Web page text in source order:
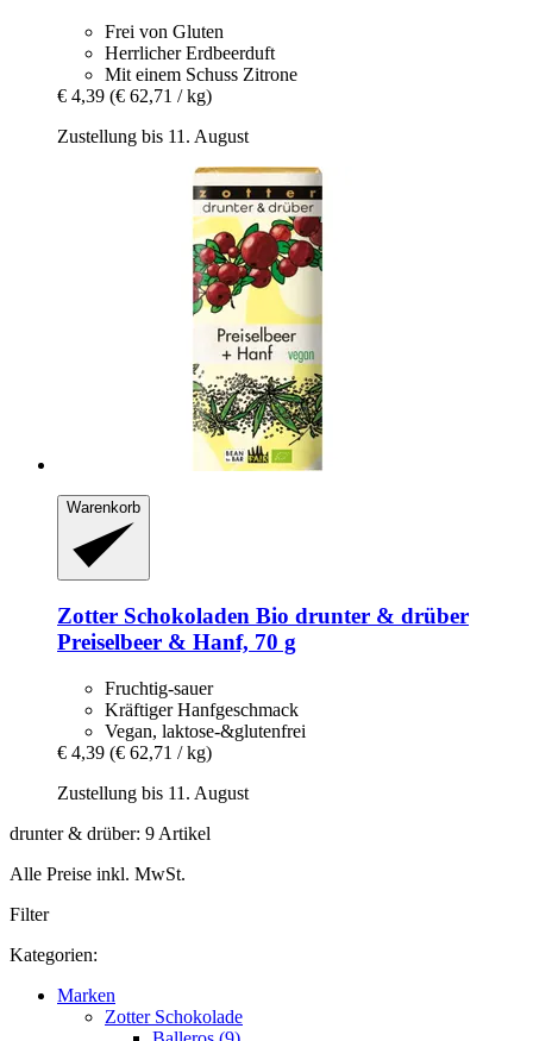
Frei von Gluten
Herrlicher Erdbeerduft
Mit einem Schuss Zitrone
€ 4,39 (€ 62,71 / kg)
Zustellung bis 11. August
Warenkorb
Zotter Schokoladen Bio drunter & drüber
Preiselbeer & Hanf, 70 g
Fruchtig-sauer
Kräftiger Hanfgeschmack
Vegan, laktose-&glutenfrei
€ 4,39 (€ 62,71 / kg)
Zustellung bis 11. August
drunter & drüber: 9 Artikel
Alle Preise inkl. MwSt.
Filter
Kategorien:
Marken
Zotter Schokolade